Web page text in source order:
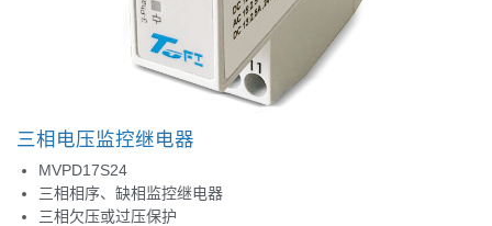
三相电压监控继电器
MVPD17S24
三相相序、缺相监控继电器
三相欠压或过压保护